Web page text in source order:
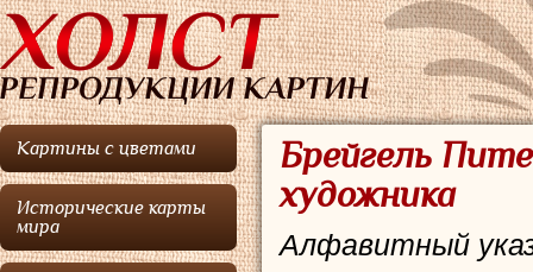
Картины с цветами
Исторические карты
мира
Брейгель
художника
Алфавитный